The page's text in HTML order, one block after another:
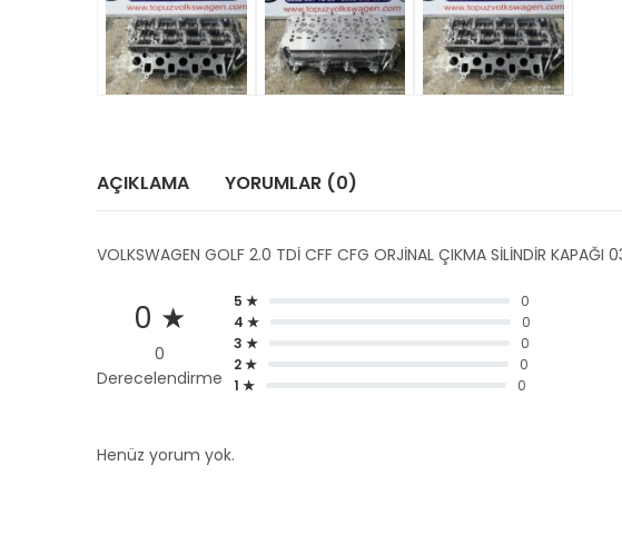
AÇIKLAMA YORUMLAR (0)
VOLKSWAGEN GOLF 2.0 TDİ CFF CFG ORJİNAL ÇIKMA SİLİNDİR KAPAĞI
0 ★
0
Derecelendirme
5 ★
0
4 ★
0
3 ★
0
2 ★
0
1 ★
0
Henüz yorum yok.